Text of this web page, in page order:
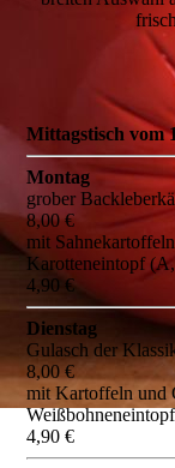
Mittagstisch vom
Montag
grober
8,00 €
mit
Karotteneintopf
4,90 €
Dienstag
Gulasch der
8,00 €
mit Kartoffeln und
4,90 €